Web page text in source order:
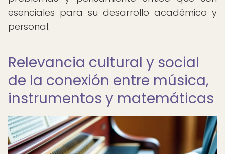
esenciales para su desarrollo académico y
personal.
Relevancia cultural y social
de la conexión entre música,
instrumentos y matemáticas